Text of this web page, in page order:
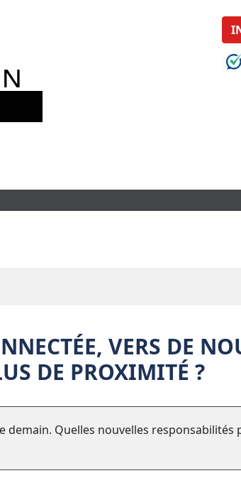
VERS DE
DE PROXIMITÉ ?
demain. Quelles nouvelles responsabilités